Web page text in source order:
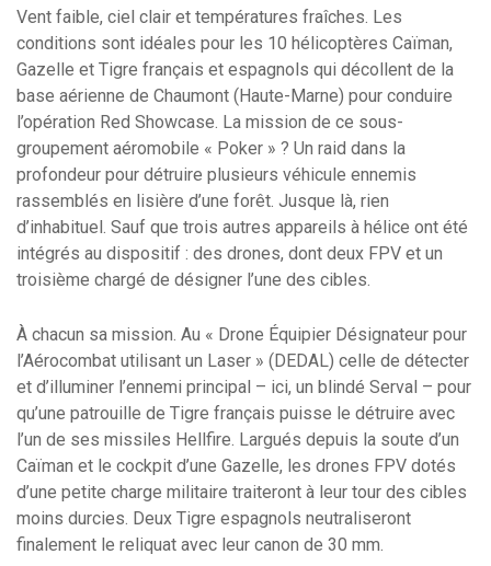
Vent faible, ciel clair et températures fraîches. Les
conditions sont idéales pour les 10 hélicoptères Caïman,
Gazelle et Tigre français et espagnols qui décollent de la
base aérienne de Chaumont (Haute-Marne) pour conduire
l’opération Red Showcase. La mission de ce sous-
groupement aéromobile « Poker » ? Un raid dans la
profondeur pour détruire plusieurs véhicule ennemis
rassemblés en lisière d’une forêt. Jusque là, rien
d’inhabituel. Sauf que trois autres appareils à hélice ont été
intégrés au dispositif : des drones, dont deux FPV et un
troisième chargé de désigner l’une des cibles.
À chacun sa mission. Au « Drone Équipier Désignateur pour
l’Aérocombat utilisant un Laser » (DEDAL) celle de détecter
et d’illuminer l’ennemi principal – ici, un blindé Serval – pour
qu’une patrouille de Tigre français puisse le détruire avec
l’un de ses missiles Hellfire. Largués depuis la soute d’un
Caïman et le cockpit d’une Gazelle, les drones FPV dotés
d’une petite charge militaire traiteront à leur tour des cibles
moins durcies. Deux Tigre espagnols neutraliseront
finalement le reliquat avec leur canon de 30 mm.